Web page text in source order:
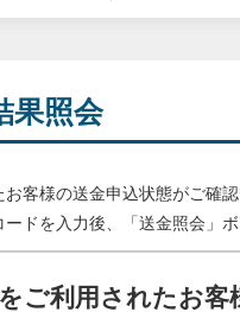
果照会
客様の送金申込状態がご確認
ドを入力後、「送金照会」
ご利用されたお客